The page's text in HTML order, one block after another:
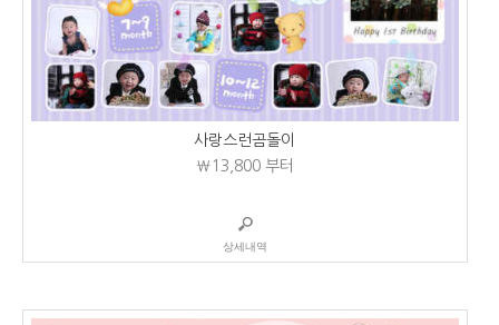
사랑스런곰돌이
₩13,800부터
상세내역